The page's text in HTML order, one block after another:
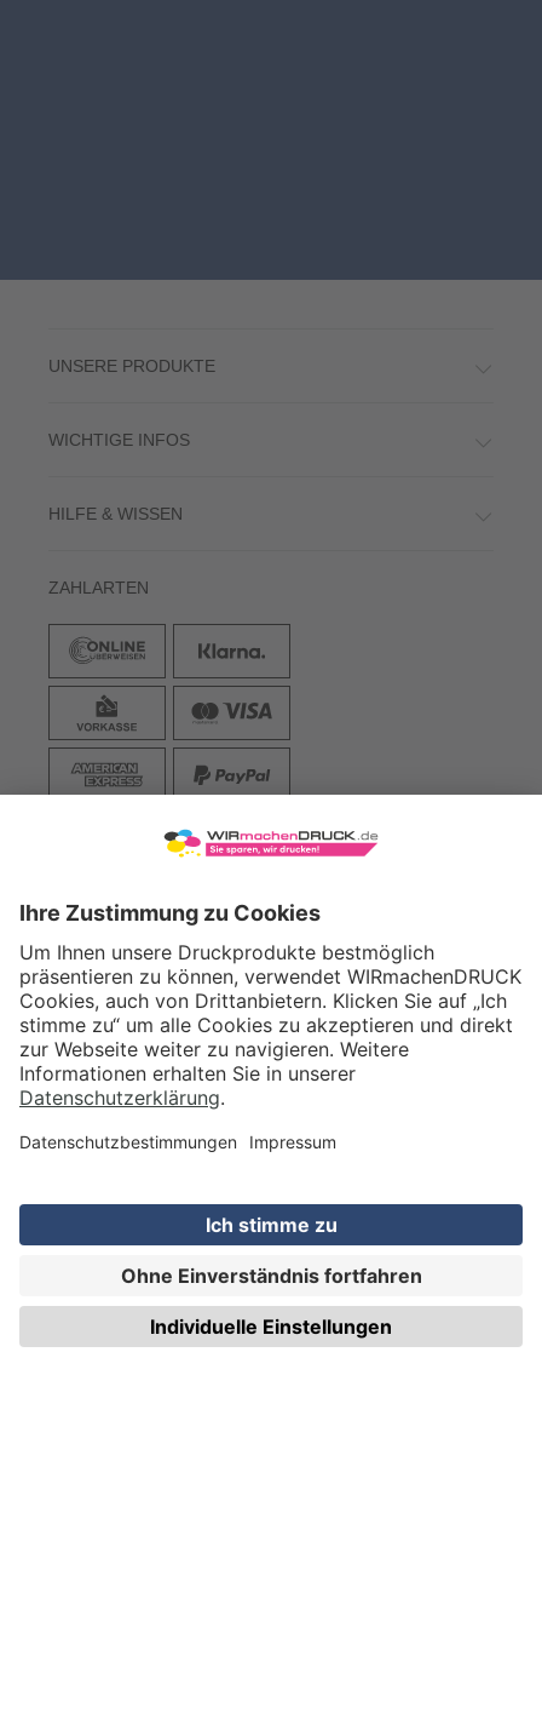
UNSERE PRODUKTE
WICHTIGE INFOS
HILFE & WISSEN
ZAHLARTEN
VERSAND
WIRmachenDRUCK GmbH
Illerstraße 15
71522 Backnang
Tel.: +49 (0) 711 995 982 - 20